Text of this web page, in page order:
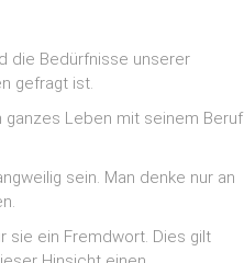
die Bedürfnisse unserer
gefragt ist.
Leben mit seinem Beruf
sein. Man denke nur an
sie ein Fremdwort. Dies gilt